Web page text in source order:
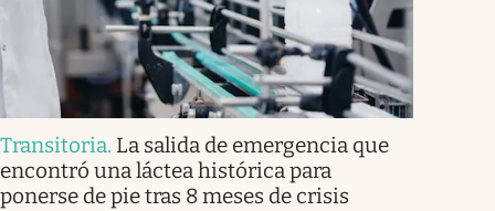
Transitoria. La salida de emergencia que
encontró una láctea histórica para
ponerse de pie tras 8 meses de crisis